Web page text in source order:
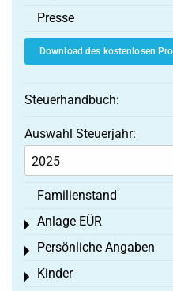
Presse
Download des kostenlosen
Steuerhandbuch:
Auswahl Steuerjahr:
Familienstand
Anlage EÜR
Toggle menu
Persönliche Angaben
Toggle menu
Kinder
Toggle menu